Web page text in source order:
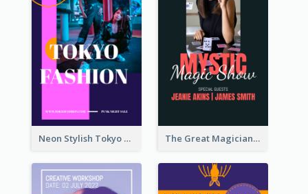
Neon Stylish Tokyo Fashion Night Sale Instagram Design The Great Magician Promote Instagram Stories